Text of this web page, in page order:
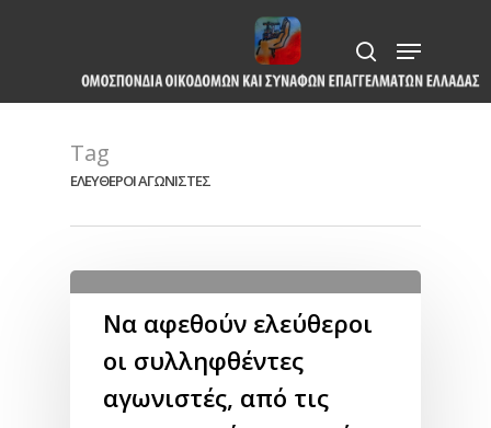
content
search
Menu
Tag
ΕΛΕΥΘΕΡΟΙ ΑΓΩΝΙΣΤΕΣ
Να αφεθούν ελεύθεροι
οι συλληφθέντες
αγωνιστές, από τις